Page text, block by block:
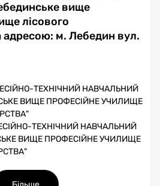
вище
лісового
адресою: м. Лебедин вул.
ТЕХНІЧНИЙ НАВЧАЛЬНИЙ
ВИЩЕ ПРОФЕСІЙНЕ УЧИЛИЩЕ
ТЕХНІЧНИЙ НАВЧАЛЬНИЙ
ВИЩЕ ПРОФЕСІЙНЕ УЧИЛИЩЕ